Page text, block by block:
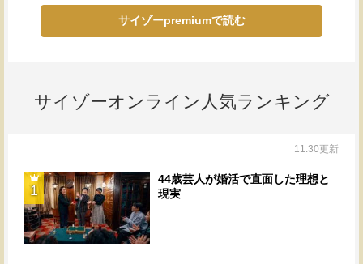
サイゾーpremiumで読む
サイゾーオンライン人気ランキング
11:30更新
1
44歳芸人が婚活で直面した理想と
現実